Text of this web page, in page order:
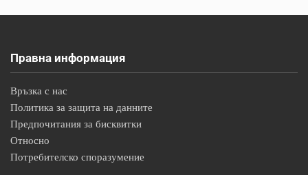
Правна информация
Връзка с нас
Политика за защита на данните
Предпочитания за бисквитки
Относно
Потребителско споразумение